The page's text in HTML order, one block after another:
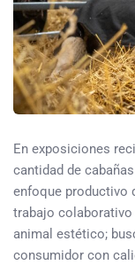
En exposiciones
cantidad de
enfoque productivo
trabajo
animal estético;
consumidor con